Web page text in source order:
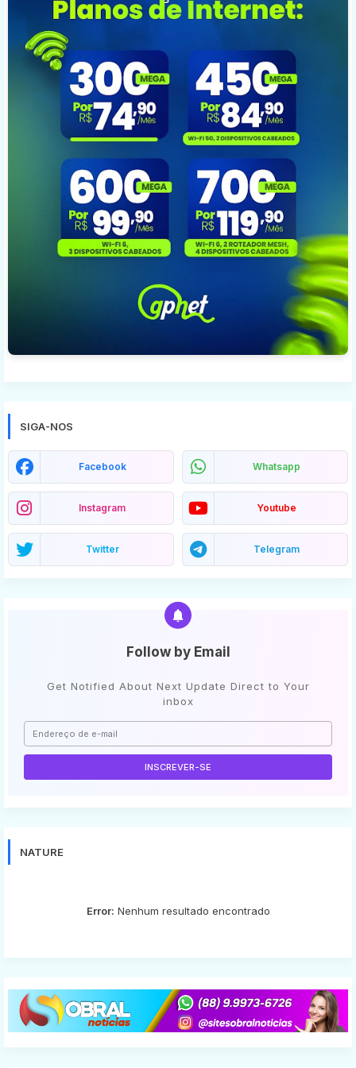
SIGA-NOS
Facebook Whatsapp
Instagram Youtube
Twitter Telegram
Follow by Email
Get Notified About Next Update Direct to Your
inbox
NATURE
Error: Nenhum resultado encontrado